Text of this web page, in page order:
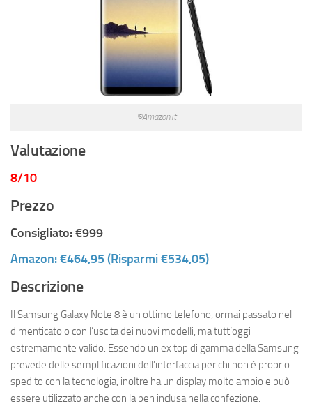
©Amazon.it
Valutazione
8/10
Prezzo
Consigliato: €999
Amazon: €464,95 (Risparmi €534,05)
Descrizione
Il Samsung Galaxy Note 8 è un ottimo telefono, ormai passato nel
dimenticatoio con l’uscita dei nuovi modelli, ma tutt’oggi
estremamente valido. Essendo un ex top di gamma della Samsung
prevede delle semplificazioni dell’interfaccia per chi non è proprio
spedito con la tecnologia, inoltre ha un display molto ampio e può
essere utilizzato anche con la pen inclusa nella confezione.